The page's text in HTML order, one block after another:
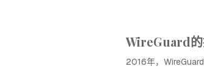
WireGuard
2016年，